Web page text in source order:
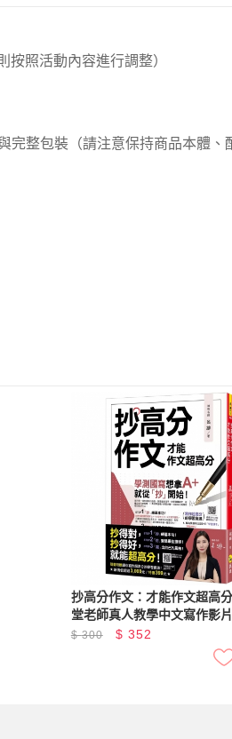
照活動內容進行調整）
整包裝（請注意保持商品本體
抄高分作文：才能作文超高
堂老師真人教學中文寫作影
與名言佳句電子書+常見錯別
書+學測國寫練習題「Youtor
App」內含VRP虛擬點讀筆)
$300 $ 352